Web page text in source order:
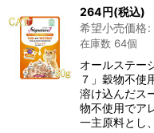
264円(税込)
希望小売価格:
在庫数 64個
オールステー
７」穀物不使
溶け込んだス
物不使用でア
一主原料とし